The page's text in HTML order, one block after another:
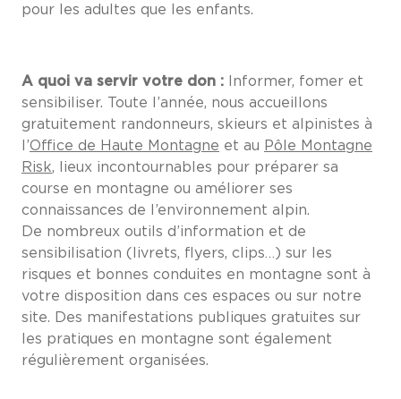
pour les adultes que les enfants.
A quoi va servir votre don :
Informer, fomer et
sensibiliser. Toute l’année, nous accueillons
gratuitement randonneurs, skieurs et alpinistes à
l’Office de Haute Montagne et au Pôle Montagne
Risk, lieux incontournables pour préparer sa
course en montagne ou améliorer ses
connaissances de l’environnement alpin.
De nombreux outils d’information et de
sensibilisation (livrets, flyers, clips…) sur les
risques et bonnes conduites en montagne sont à
votre disposition dans ces espaces ou sur notre
site. Des manifestations publiques gratuites sur
les pratiques en montagne sont également
régulièrement organisées.